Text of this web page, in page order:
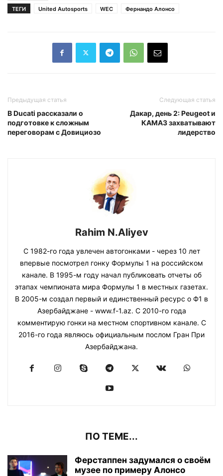
ТЕГИ
United Autosports WEC Фернандо Алонсо
Предыдущая статья
В Ducati рассказали о
подготовке к сложным
переговорам c Довициозо
Следующая статья
Дакар, день 2: Peugeot и
КАМАЗ захватывают
лидерство
Rahim N.Aliyev
С 1982-го года увлечен автогонками - через 10 лет
впервые посмотрел гонку Формулы 1 на российском
канале. В 1995-м году начал публиковать отчеты об
этапах чемпионата мира Формулы 1 в местных газетах.
В 2005-м создал первый и единственный ресурс о Ф1 в
Азербайджане - www.f-1.az. С 2010-го года
комментирую гонки на местном спортивном канале. С
2016-го года являюсь официальным послом Гран При
Азербайджана.
ПО ТЕМЕ...
Ферстаппен задумался о своём
музее по примеру Алонсо